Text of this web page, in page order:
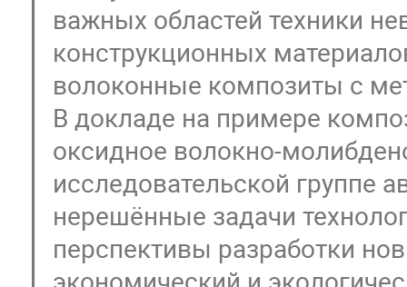
важных областей техники
конструкционных
волоконные композиты с
В докладе на примере
оксидное волокно-
исследовательской группе
нерешённые задачи
перспективы разработки